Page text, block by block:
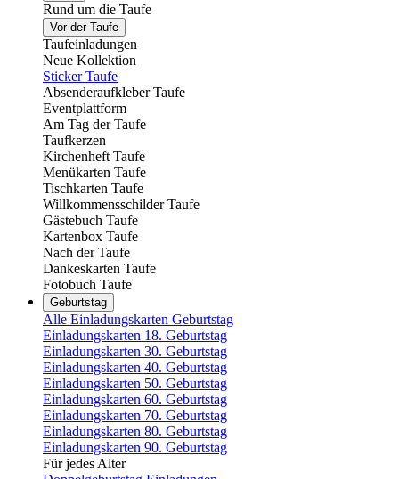
Rund um die Taufe
Vor der Taufe
Taufeinladungen
Neue Kollektion
Sticker Taufe
Absenderaufkleber Taufe
Eventplattform
Am Tag der Taufe
Taufkerzen
Kirchenheft Taufe
Menükarten Taufe
Tischkarten Taufe
Willkommensschilder Taufe
Gästebuch Taufe
Kartenbox Taufe
Nach der Taufe
Dankeskarten Taufe
Fotobuch Taufe
Geburtstag
Alle Einladungskarten Geburtstag
Einladungskarten 18. Geburtstag
Einladungskarten 30. Geburtstag
Einladungskarten 40. Geburtstag
Einladungskarten 50. Geburtstag
Einladungskarten 60. Geburtstag
Einladungskarten 70. Geburtstag
Einladungskarten 80. Geburtstag
Einladungskarten 90. Geburtstag
Für jedes Alter